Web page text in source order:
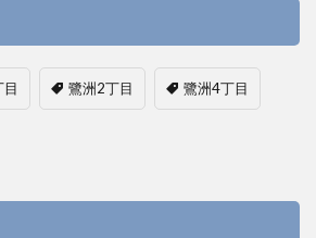
鷺洲2丁目 鷺洲4丁目